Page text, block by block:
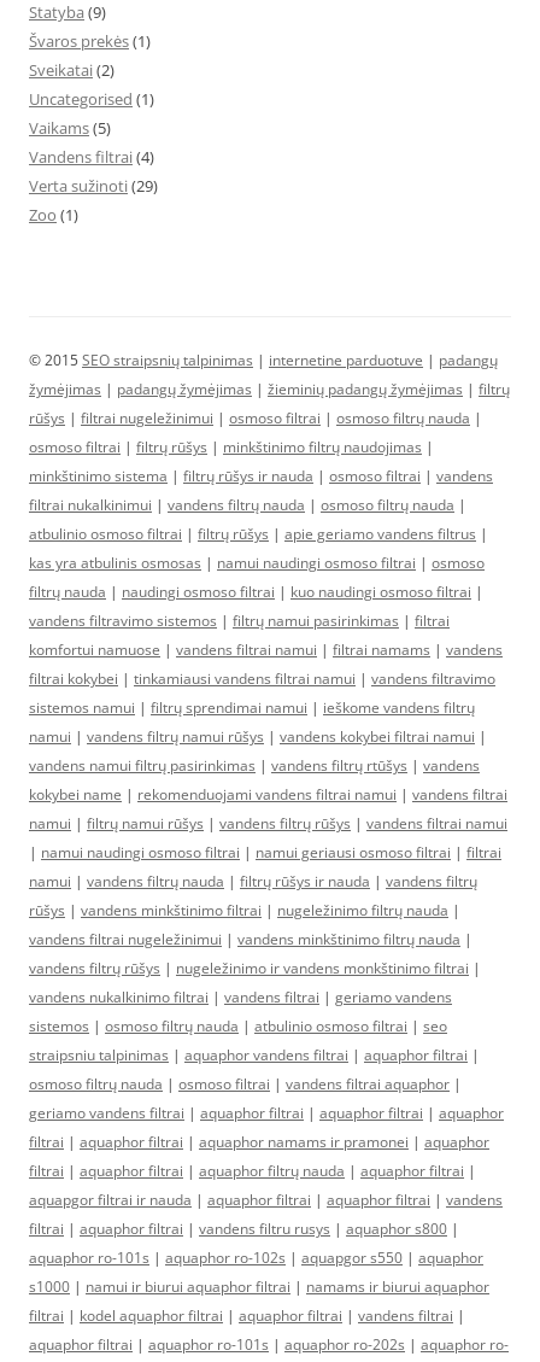
Statyba (9)
Švaros prekės(1)
Sveikatai(2)
Uncategorised (1)
Vaikams(5)
Vandens filtrai(4)
Verta sužinoti(29)
Zoo (1)
© 2015SEO straipsnių talpinimas | internetine parduotuve | padangų
žymėjimas | padangų žymėjimas | žieminių padangų žymėjimas | filtrų
rūšys | filtrai nugeležinimui | osmoso filtrai | osmoso filtrų nauda |
osmoso filtrai | filtrų rūšys | minkštinimo filtrų naudojimas |
minkštinimo sistema | filtrų rūšys ir nauda | osmoso filtrai | vandens
filtrai nukalkinimui | vandens filtrų nauda | osmoso filtrų nauda |
atbulinio osmoso filtrai | filtrų rūšys | apie geriamo vandens filtrus |
kas yra atbulinis osmosas | namui naudingi osmoso filtrai | osmoso
filtrų nauda | naudingi osmoso filtrai | kuo naudingi osmoso filtrai |
vandens filtravimo sistemos | filtrų namui pasirinkimas | filtrai
komfortui namuose | vandens filtrai namui | filtrai namams | vandens
filtrai kokybei | tinkamiausi vandens filtrai namui | vandens filtravimo
sistemos namui | filtrų sprendimai namui | ieškome vandens filtrų
namui | vandens filtrų namui rūšys | vandens kokybei filtrai namui |
vandens namui filtrų pasirinkimas | vandens filtrų rtūšys | vandens
kokybei name | rekomenduojami vandens filtrai namui | vandens filtrai
namui | filtrų namui rūšys | vandens filtrų rūšys | vandens filtrai namui
| namui naudingi osmoso filtrai | namui geriausi osmoso filtrai | filtrai
namui | vandens filtrų nauda | filtrų rūšys ir nauda | vandens filtrų
rūšys | vandens minkštinimo filtrai | nugeležinimo filtrų nauda |
vandens filtrai nugeležinimui | vandens minkštinimo filtrų nauda |
vandens filtrų rūšys | nugeležinimo ir vandens monkštinimo filtrai |
vandens nukalkinimo filtrai | vandens filtrai | geriamo vandens
sistemos | osmoso filtrų nauda | atbulinio osmoso filtrai | seo
straipsniu talpinimas | aquaphor vandens filtrai | aquaphor filtrai |
osmoso filtrų nauda | osmoso filtrai | vandens filtrai aquaphor |
geriamo vandens filtrai | aquaphor filtrai | aquaphor filtrai | aquaphor
filtrai | aquaphor filtrai | aquaphor namams ir pramonei | aquaphor
filtrai | aquaphor filtrai | aquaphor filtrų nauda | aquaphor filtrai |
aquapgor filtrai ir nauda | aquaphor filtrai | aquaphor filtrai | vandens
filtrai | aquaphor filtrai | vandens filtru rusys | aquaphor s800 |
aquaphor ro-101s | aquaphor ro-102s | aquapgor s550 | aquaphor
s1000 | namui ir biurui aquaphor filtrai | namams ir biurui aquaphor
filtrai | kodel aquaphor filtrai | aquaphor filtrai | vandens filtrai |
aquaphor filtrai | aquaphor ro-101s | aquaphor ro-202s | aquaphor ro-